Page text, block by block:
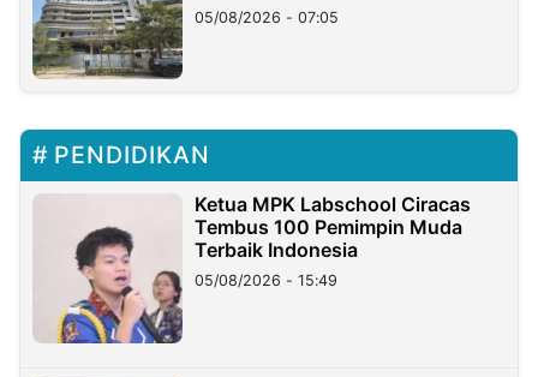
05/08/2026 - 07:05
PENDIDIKAN
Ketua MPK Labschool Ciracas
Tembus 100 Pemimpin Muda
Terbaik Indonesia
05/08/2026 - 15:49